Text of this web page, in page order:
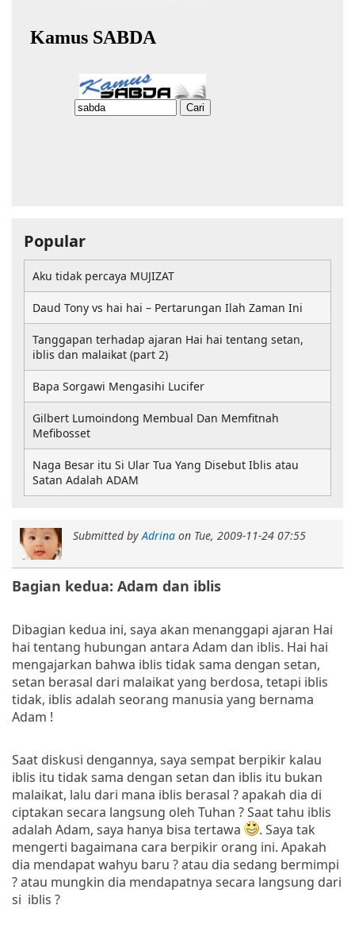
Submitted byAdrina on Tue, 2009-11-24 07:55
Bagian kedua: Adam dan iblis
Dibagian kedua ini, saya akan menanggapi ajaran Hai
hai tentang hubungan antara Adam dan iblis. Hai hai
mengajarkan bahwa iblis tidak sama dengan setan,
setan berasal dari malaikat yang berdosa, tetapi iblis
tidak, iblis adalah seorang manusia yang bernama
Adam !
Saat diskusi dengannya, saya sempat berpikir kalau
iblis itu tidak sama dengan setan dan iblis itu bukan
malaikat, lalu dari mana iblis berasal ? apakah dia di
ciptakan secara langsung oleh Tuhan ? Saat tahu iblis
adalah Adam, saya hanya bisa tertawa
. Saya tak
mengerti bagaimana cara berpikir orang ini. Apakah
dia mendapat wahyu baru ? atau dia sedang bermimpi
? atau mungkin dia mendapatnya secara langsung dari
si iblis ?
Popular
Aku tidak percaya MUJIZAT
Daud Tony vs hai hai – Pertarungan Ilah Zaman Ini
Tanggapan terhadap ajaran Hai hai tentang setan,
iblis dan malaikat (part 2)
Bapa Sorgawi Mengasihi Lucifer
Gilbert Lumoindong Membual Dan Memfitnah
Mefibosset
Naga Besar itu Si Ular Tua Yang Disebut Iblis atau
Satan Adalah ADAM